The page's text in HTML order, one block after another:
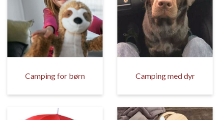
Camping for børn Camping med dyr